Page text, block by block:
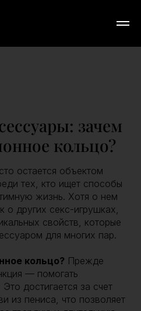
зачем
кольцо?
остается объектом
тех, кто ищет способы
жизнь. Хотя о нем
о других секс-игрушках,
свойств, которые
для многих пар.
кольцо? Прежде
— помогать
достигается за счет
из пениса, что позволяет